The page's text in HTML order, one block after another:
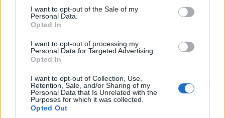
consent section.
I want to opt-out of the Sale of my
Personal Data.
Opted In
I want to opt-out of processing my
Personal Data for Targeted Advertising.
Opted In
I want to opt-out of Collection, Use,
Retention, Sale, and/or Sharing of my
Personal Data that Is Unrelated with the
Purposes for which it was collected.
Opted Out
A Trustwave Spiderlabs kutatásaszerint
egyre gyakoribb
az úgynevezett "HTML-csempészet" a HTML5-ös
működhetnek azáltal, hogy a JavaScript-kódban egy
bináris állományt egy megváltoztathatatlan
aztán egy webböngészőn keresztül megnyitva
fájlobjektummá dekódolják.